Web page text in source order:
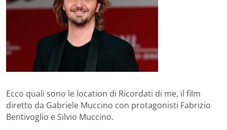
Ecco quali sono le location di Ricordati di me, il film
diretto da Gabriele Muccino con protagonisti Fabrizio
Bentivoglio e Silvio Muccino.